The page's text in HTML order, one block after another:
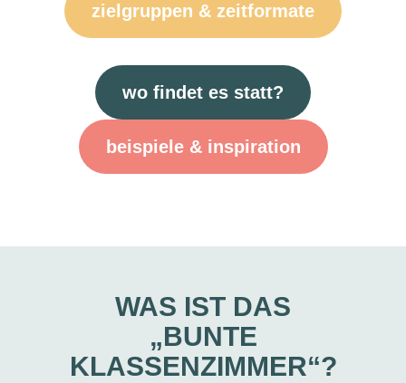
zielgruppen & zeitformate
wo findet es statt?
beispiele & inspiration
WAS IST DAS
„BUNTE
KLASSENZIMMER“?